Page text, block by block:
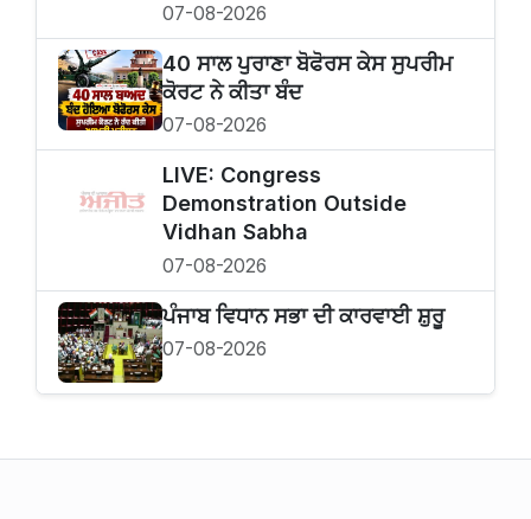
07-08-2026
40 ਸਾਲ ਪੁਰਾਣਾ ਬੋਫੋਰਸ ਕੇਸ ਸੁਪਰੀਮ
ਕੋਰਟ ਨੇ ਕੀਤਾ ਬੰਦ
07-08-2026
LIVE: Congress
Demonstration Outside
Vidhan Sabha
07-08-2026
ਪੰਜਾਬ ਵਿਧਾਨ ਸਭਾ ਦੀ ਕਾਰਵਾਈ ਸ਼ੁਰੂ
07-08-2026